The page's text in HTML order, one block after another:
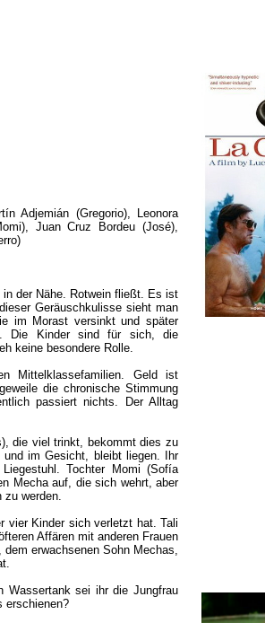
Adjemián (Gregorio), Leonora
Juan Cruz Bordeu (José),
der Nähe. Rotwein fließt. Es ist
Geräuschkulisse sieht man
im Morast versinkt und später
Die Kinder sind für sich, die
keine besondere Rolle.
Mittelklassefamilien. Geld ist
die chronische Stimmung
passiert nichts. Der Alltag
die viel trinkt, bekommt dies zu
im Gesicht, bleibt liegen. Ihr
Tochter Momi (Sofía
Mecha auf, die sich wehrt, aber
zu werden.
vier Kinder sich verletzt hat. Tali
Affären mit anderen Frauen
erwachsenen Sohn Mechas,
Wassertank sei ihr die Jungfrau
erschienen?